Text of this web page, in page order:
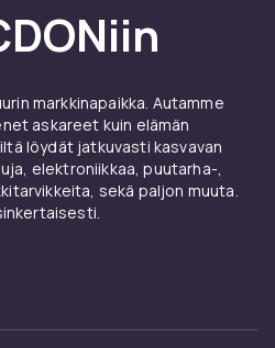
HDMI-
tekevät klassisten
olevat pelit (CIB)
Irralliset
tarjoavat saman
löytääksesi
markkinapaikka. Autamme
askareet kuin elämän
löydät jatkuvasti kasvavan
elektroniikkaa, puutarha-,
sekä paljon muuta.